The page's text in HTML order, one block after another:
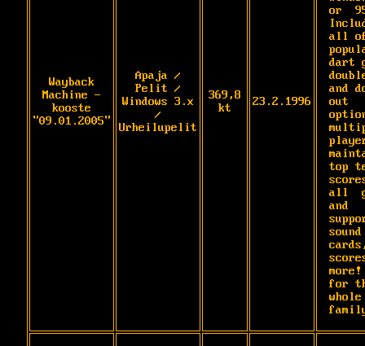
Wayback
Machine -
kooste
"09.01.2005"
Apaja /
Pelit /
Windows 3.x
/
Urheilupelit
369,8
kt
23.2.1996
or
all
dart
and
out
top
all
and
sound
more!
for
whole